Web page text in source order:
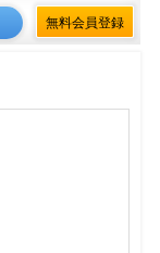
無料会員登録